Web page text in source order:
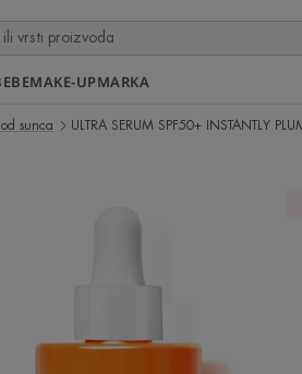
MAKE-UPMARKA
sunca ULTRA SERUM SPF50+ INSTANTLY